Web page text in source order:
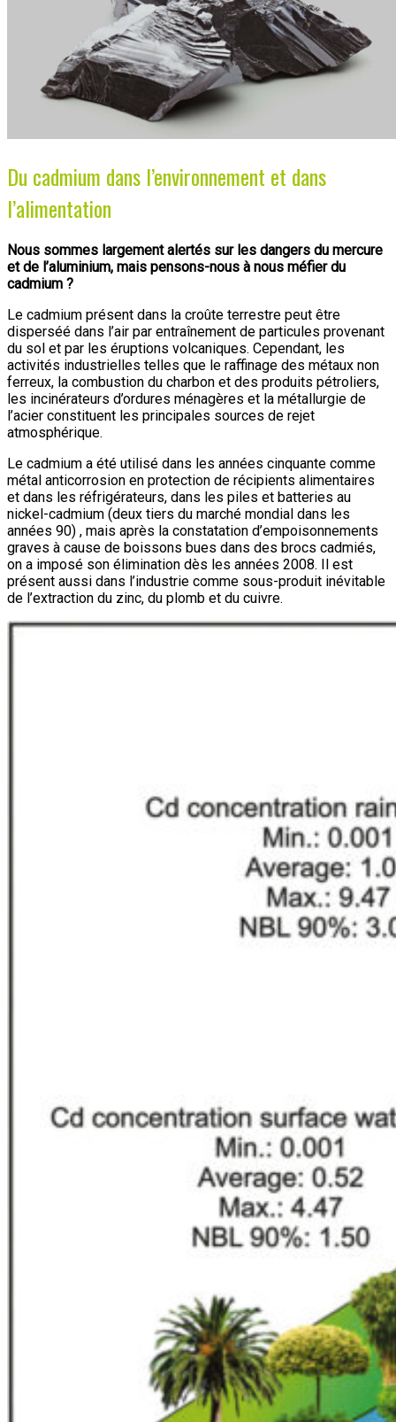
Du cadmium dans l’environnement et dans
l’alimentation
Nous sommes largement alertés sur les dangers du mercure
et de l’aluminium, mais pensons-nous à nous méfier du
cadmium ?
Le cadmium présent dans la croûte terrestre peut être
disperséé dans l’air par entraînement de particules provenant
du sol et par les éruptions volcaniques. Cependant, les
activités industrielles telles que le raffinage des métaux non
ferreux, la combustion du charbon et des produits pétroliers,
les incinérateurs d’ordures ménagères et la métallurgie de
l’acier constituent les principales sources de rejet
atmosphérique.
Le cadmium a été utilisé dans les années cinquante comme
métal anticorrosion en protection de récipients alimentaires
et dans les réfrigérateurs, dans les piles et batteries au
nickel-cadmium (deux tiers du marché mondial dans les
années 90) , mais après la constatation d’empoisonnements
graves à cause de boissons bues dans des brocs cadmiés,
on a imposé son élimination dès les années 2008. Il est
présent aussi dans l’industrie comme sous-produit inévitable
de l’extraction du zinc, du plomb et du cuivre.